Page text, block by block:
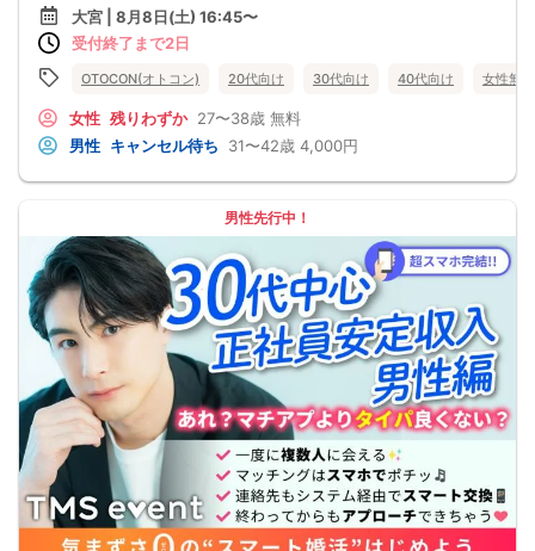
さらに、今までのパーティーよりもリーズナブルに！
この機会にぜひ、ご参加くださいませ♪
-------------------------------------------------------
・受付
↓
・プロフィールカード記入
婚活に特化した、OTOCON（オトコン）オリジナルの内容です。
・婚活パーティー開始
・1対1の自己紹介タイム(約6～12分)
プロフィールカードを使用してお話ください。
気になる方にはアプローチカードを利用して連絡先を渡してみましょう！
※トークタイムは1回のみです。
↓
・第一印象カード回収・返却
※お話しやすかった方のチェックはトークタイム中にお願い致します。
↓
・リクエストカード記入
カップルを決める、最終投票カードです。
第一希望～第三希望までご記入頂けます。
・カップリング
カップルになられた方は、パーティー終了後
お二人でのお時間をお過ごしくださいませ。
※本イベントの最少催行人数は男女各3名です。
※参加人数や会場の都合により、やむを得ず開催中止と判断する場合がございま
す。
その際は開始時刻の3時間前後にご連絡致します。
大宮 | 8月8日(土) 16:45〜
受付終了まで2日
OTOCON(オトコン) 20代向け 30代向け 40代向け 女性無料
女性 残りわずか 27〜38歳 無料
男性 キャンセル待ち 31〜42歳 4,000円
男性先行中！